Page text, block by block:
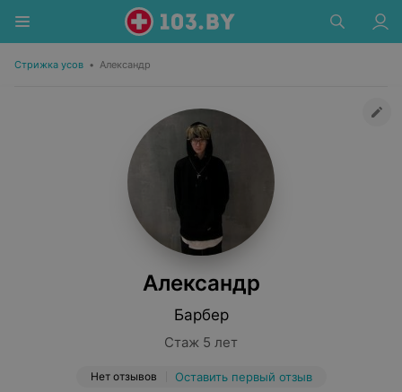
Стрижка усов • Александр
Александр
Барбер
Стаж 5 лет
Нет отзывов Оставить первый отзыв